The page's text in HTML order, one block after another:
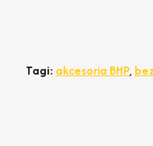
Tagi: akcesoria BHP,